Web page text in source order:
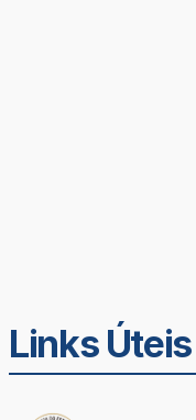
Links Úteis